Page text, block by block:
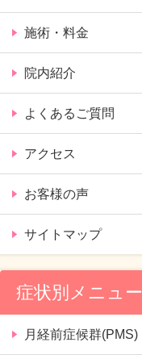
施術・料金
院内紹介
よくあるご質問
アクセス
お客様の声
サイトマップ
症状別メニュー
月経前症候群(PMS)